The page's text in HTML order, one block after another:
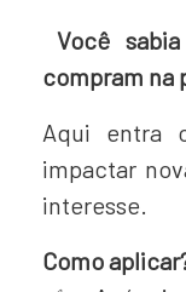
Você
compram na
Aqui entra
impactar
interesse.
Como